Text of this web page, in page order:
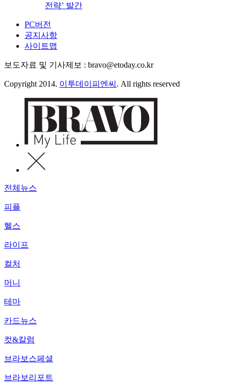
전략’ 발간
PC버전
공지사항
사이트맵
보도자료 및 기사제보 : bravo@etoday.co.kr
Copyright 2014. 이투데이피엔씨 . All rights reserved
전체뉴스
피플
헬스
라이프
컬처
머니
테마
카드뉴스
컷&칼럼
브라보스페셜
브라보리포트